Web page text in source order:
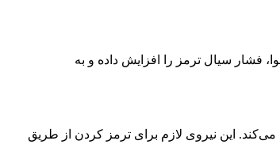
فشار سیال ترمز را افزایش داده و به
این نیروی لازم برای ترمز کردن از طریق